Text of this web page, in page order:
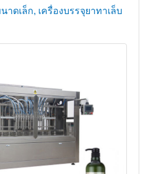
ดเล็ก, เครื่องบรรจุยาทาเล็บ